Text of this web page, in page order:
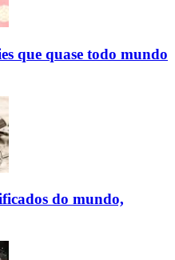
que quase todo mundo
do mundo,